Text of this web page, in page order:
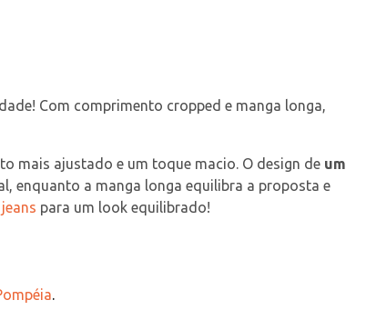
Com comprimento cropped e manga longa,
mais ajustado e um toque macio. O design de um
enquanto a manga longa equilibra a proposta e
para um look equilibrado!
.